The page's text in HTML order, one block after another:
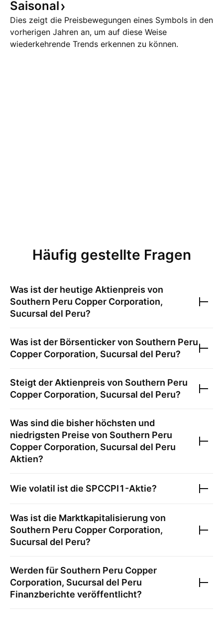
Saisonal
Dies zeigt die Preisbewegungen eines Symbols in den
vorherigen Jahren an, um auf diese Weise
wiederkehrende Trends erkennen zu können.
Häufig gestellte Fragen
Was ist der heutige Aktienpreis von
Southern Peru Copper Corporation,
Sucursal del Peru?
Was ist der Börsenticker von Southern Peru
Copper Corporation, Sucursal del Peru?
Steigt der Aktienpreis von Southern Peru
Copper Corporation, Sucursal del Peru?
Was sind die bisher höchsten und
niedrigsten Preise von Southern Peru
Copper Corporation, Sucursal del Peru
Aktien?
Wie volatil ist die SPCCPI1-Aktie?
Was ist die Marktkapitalisierung von
Southern Peru Copper Corporation,
Sucursal del Peru?
Werden für Southern Peru Copper
Corporation, Sucursal del Peru
Finanzberichte veröffentlicht?